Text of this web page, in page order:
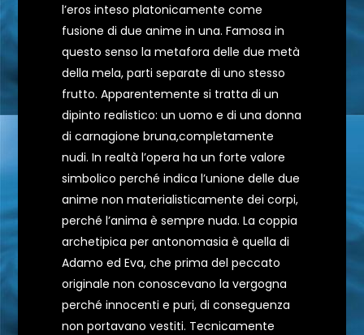
l’eros inteso platonicamente come
fusione di due anime in una. Famosa in
questo senso la metafora delle due metà
della mela, parti separate di uno stesso
frutto. Apparentemente si tratta di un
dipinto realistico: un uomo e di una donna
di carnagione bruna,completamente
nudi. In realtà l’opera ha un forte valore
simbolico perché indica l’unione delle due
anime non materialisticamente dei corpi,
perché l’anima è sempre nuda. La coppia
archetipica per antonomasia è quella di
Adamo ed Eva, che prima del peccato
originale non conoscevano la vergogna
perché innocenti e puri, di conseguenza
non portavano vestiti. Tecnicamente